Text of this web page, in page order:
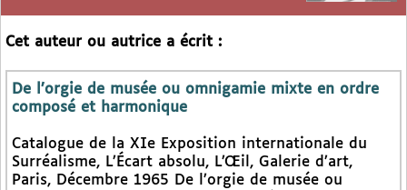
Cet auteur ou autrice a écrit :
De l’orgie de musée ou omnigamie mixte en ordre
composé et harmonique
Catalogue de la XIe Exposition internationale du
Surréalisme, L’Écart absolu, L’Œil, Galerie d’art,
Paris, Décembre 1965 De l’orgie de musée ou